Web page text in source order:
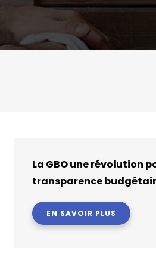
La GBO une révolution
transparence
EN SAVOIR PLUS